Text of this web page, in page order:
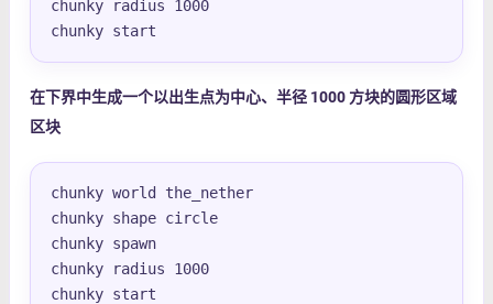
chunky radius 1000
chunky start
在下界中生成一个以出生点为中心、半径 1000 方块的圆形区域
区块
chunky world the_nether
chunky shape circle
chunky spawn
chunky radius 1000
chunky start